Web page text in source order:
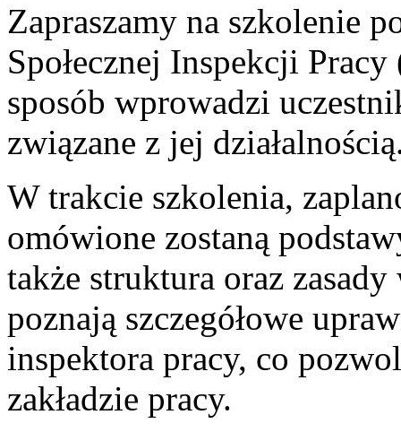
Zapraszamy na szkolenie
Społecznej Inspekcji
sposób wprowadzi
związane z jej
W trakcie szkolenia,
omówione zostaną
także struktura oraz
poznają szczegółowe
inspektora pracy, co
zakładzie pracy.